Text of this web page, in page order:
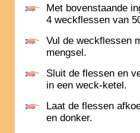
Met bovenstaande
4 weckflessen van
Vul de weckflessen
mengsel.
Sluit de flessen en
in een weck-ketel.
Laat de flessen
en donker.